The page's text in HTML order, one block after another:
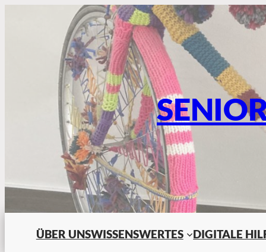
ÜBER UNSWISSENSWERTES DIGITALE